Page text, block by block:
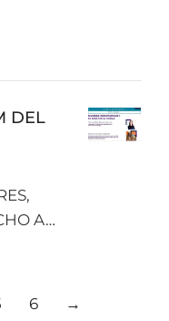
DEL
A…
6 →